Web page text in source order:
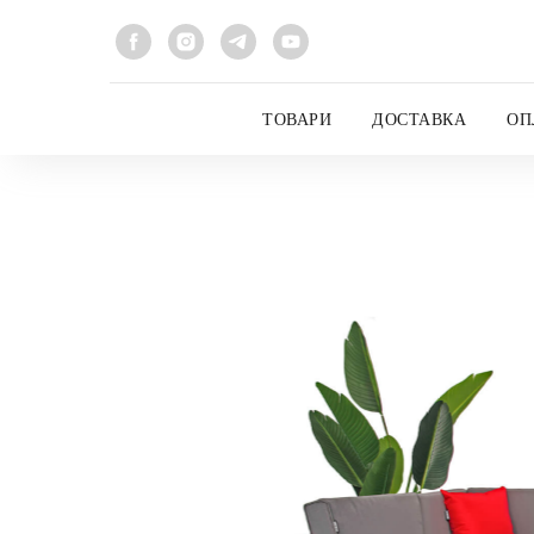
ТОВАРИ ДОСТАВКА